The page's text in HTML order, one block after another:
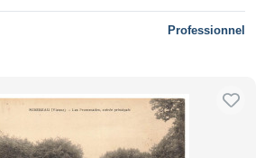
Professionnel